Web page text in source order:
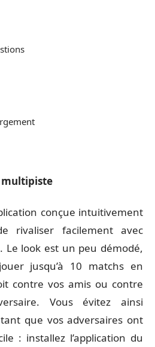
multipiste
conçue intuitivement
rivaliser facilement avec
Le look est un peu démodé,
jusqu’à 10 matchs en
contre vos amis ou contre
Vous évitez ainsi
que vos adversaires ont
: installez l’application du